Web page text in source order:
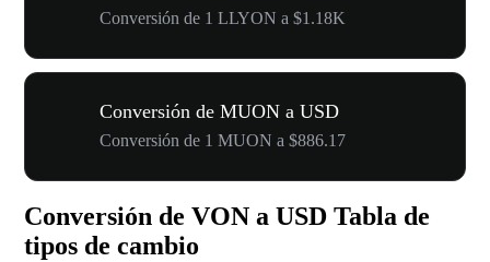
Conversión de 1 LLYON a $1.18K
Conversión de MUON a USD
Conversión de 1 MUON a $886.17
Conversión de VON a USD Tabla de
tipos de cambio